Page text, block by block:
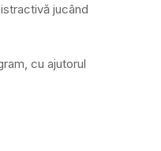
jucând
cu ajutorul